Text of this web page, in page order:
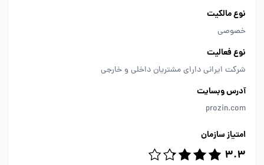
نوع مالکیت
خصوصی
نوع فعالیت
شرکت ایرانی دارای مشتریان داخلی و خارجی
آدرس وبسایت
prozin.com
امتیاز سازمان
3.3